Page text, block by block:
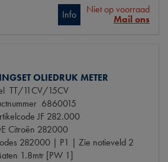
Info
Niet op voorraad
Mail ons
OLIEDRUK METER
TT/11CV/15CV
6860015
JF 282.000
Citroën 282000
282000 | P1 | Zie notieveld 2
1.8mtr [PW 1]